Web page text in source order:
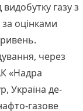
газу з
оцінками
, через
«Надра
Україна де-
газове